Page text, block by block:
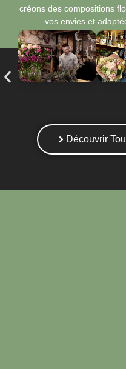
créons des compositions
vos envies et
Découvrir